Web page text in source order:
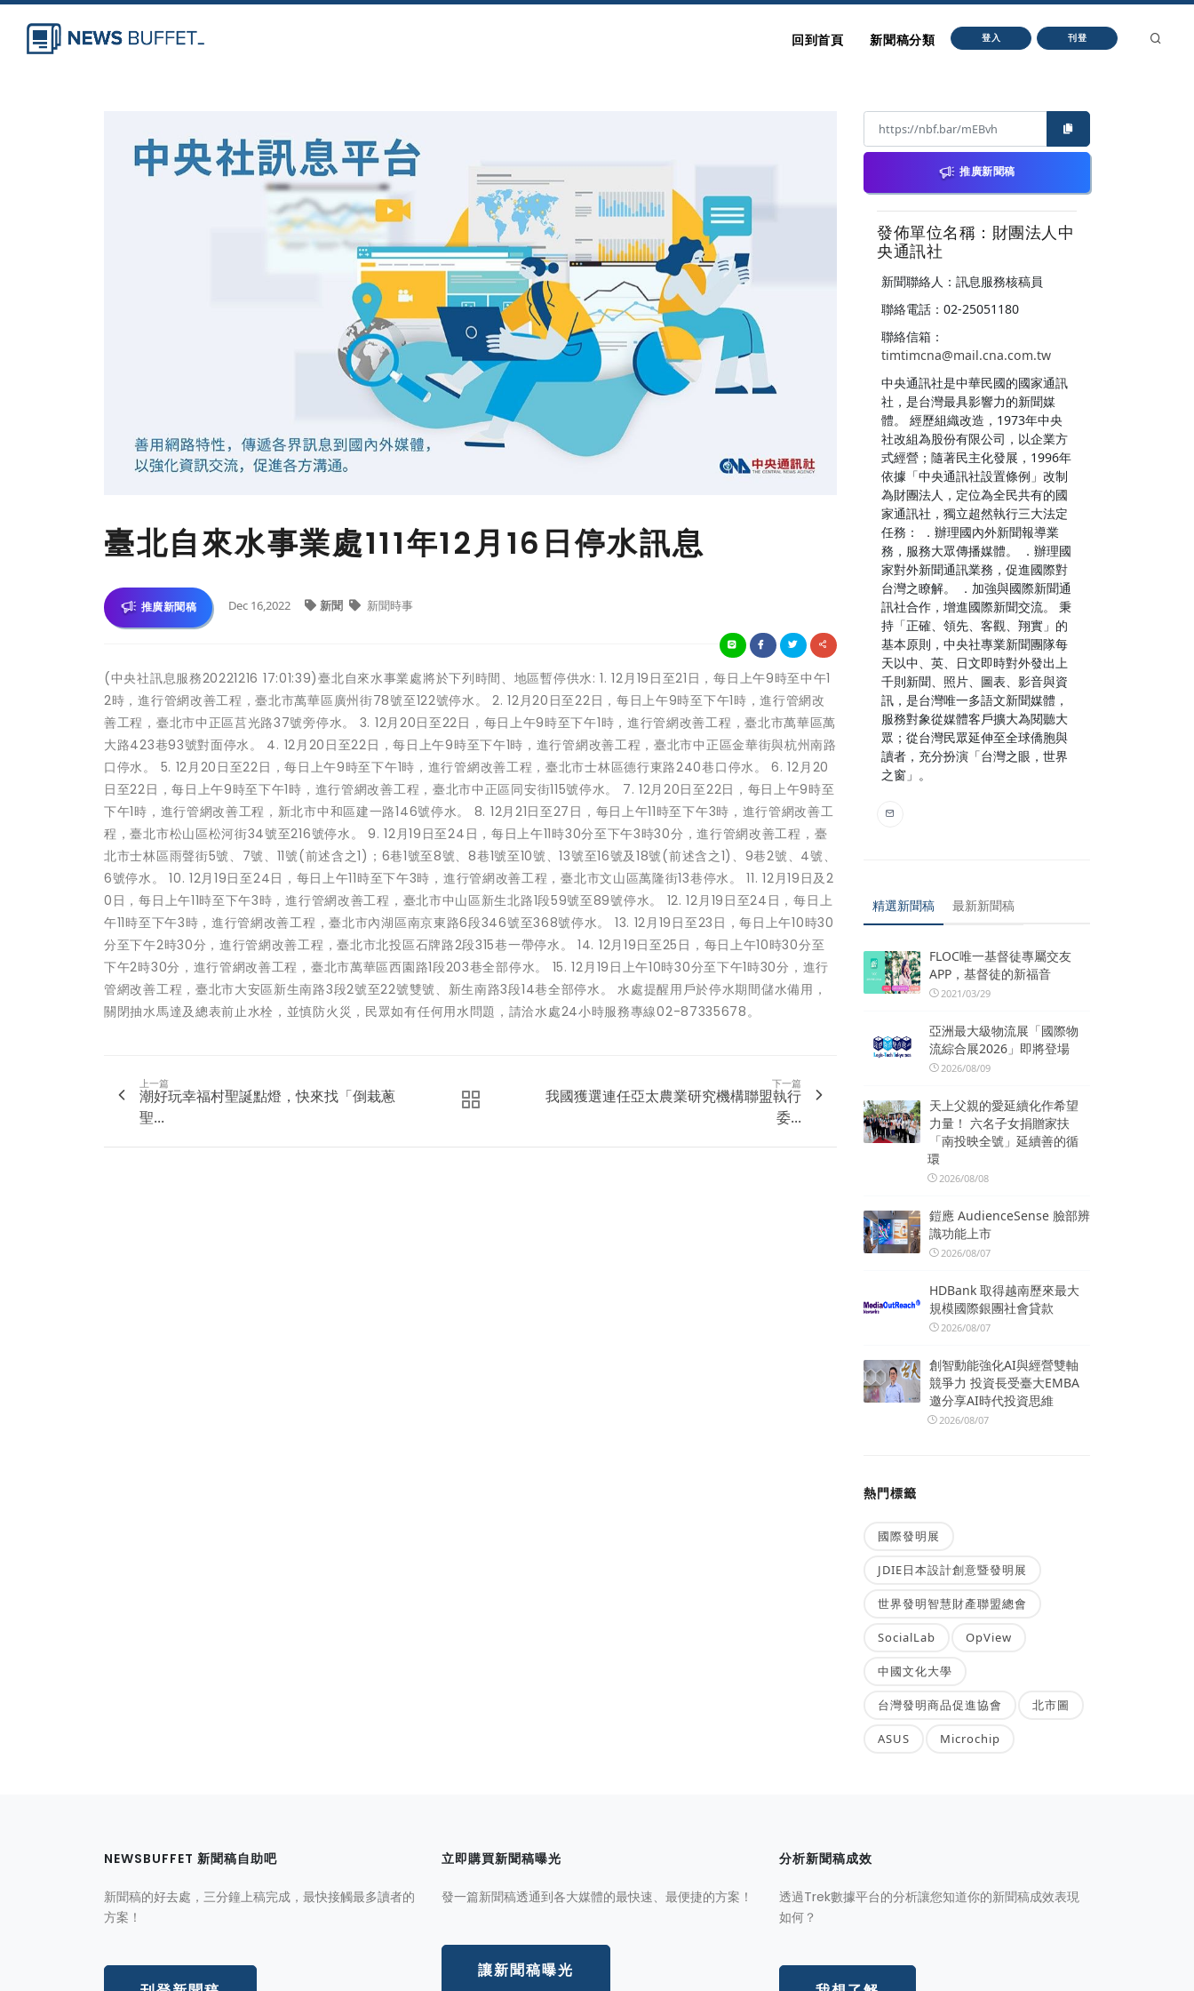
回到首頁 新聞稿分類 登入 刊登
臺北自來水事業處111年12月16日停水訊息
推廣新聞稿 Dec 16,2022 新聞 新聞時事
(中央社訊息服務20221216 17:01:39)臺北自來水事業處將於下列時間、地區暫停供水: 1. 12月19日至21日，每日上午9時至中午1
2時，進行管網改善工程，臺北市萬華區廣州街78號至122號停水。 2. 12月20日至22日，每日上午9時至下午1時，進行管網改
善工程，臺北市中正區莒光路37號旁停水。 3. 12月20日至22日，每日上午9時至下午1時，進行管網改善工程，臺北市萬華區萬
大路423巷93號對面停水。 4. 12月20日至22日，每日上午9時至下午1時，進行管網改善工程，臺北市中正區金華街與杭州南路
口停水。 5. 12月20日至22日，每日上午9時至下午1時，進行管網改善工程，臺北市士林區德行東路240巷口停水。 6. 12月20
日至22日，每日上午9時至下午1時，進行管網改善工程，臺北市中正區同安街115號停水。 7. 12月20日至22日，每日上午9時至
下午1時，進行管網改善工程，新北市中和區建一路146號停水。 8. 12月21日至27日，每日上午11時至下午3時，進行管網改善工
程，臺北市松山區松河街34號至216號停水。 9. 12月19日至24日，每日上午11時30分至下午3時30分，進行管網改善工程，臺
北市士林區雨聲街5號、7號、11號(前述含之1)；6巷1號至8號、8巷1號至10號、13號至16號及18號(前述含之1)、9巷2號、4號、
6號停水。 10. 12月19日至24日，每日上午11時至下午3時，進行管網改善工程，臺北市文山區萬隆街13巷停水。 11. 12月19日及2
0日，每日上午11時至下午3時，進行管網改善工程，臺北市中山區新生北路1段59號至89號停水。 12. 12月19日至24日，每日上
午11時至下午3時，進行管網改善工程，臺北市內湖區南京東路6段346號至368號停水。 13. 12月19日至23日，每日上午10時30
分至下午2時30分，進行管網改善工程，臺北市北投區石牌路2段315巷一帶停水。 14. 12月19日至25日，每日上午10時30分至
下午2時30分，進行管網改善工程，臺北市萬華區西園路1段203巷全部停水。 15. 12月19日上午10時30分至下午1時30分，進行
管網改善工程，臺北市大安區新生南路3段2號至22號雙號、新生南路3段14巷全部停水。 水處提醒用戶於停水期間儲水備用，
關閉抽水馬達及總表前止水栓，並慎防火災，民眾如有任何用水問題，請洽水處24小時服務專線02-87335678。
上一篇
潮好玩幸福村聖誕點燈，快來找「倒栽蔥
聖...
下一篇
我國獲選連任亞太農業研究機構聯盟執行
委...
推廣新聞稿
發佈單位名稱：財團法人中
央通訊社
新聞聯絡人：訊息服務核稿員
聯絡電話：02-25051180
聯絡信箱：
timtimcna@mail.cna.com.tw
中央通訊社是中華民國的國家通訊
社，是台灣最具影響力的新聞媒
體。 經歷組織改造，1973年中央
社改組為股份有限公司，以企業方
式經營；隨著民主化發展，1996年
依據「中央通訊社設置條例」改制
為財團法人，定位為全民共有的國
家通訊社，獨立超然執行三大法定
任務： ．辦理國內外新聞報導業
務，服務大眾傳播媒體。 ．辦理國
家對外新聞通訊業務，促進國際對
台灣之瞭解。 ．加強與國際新聞通
訊社合作，增進國際新聞交流。 秉
持「正確、領先、客觀、翔實」的
基本原則，中央社專業新聞團隊每
天以中、英、日文即時對外發出上
千則新聞、照片、圖表、影音與資
訊，是台灣唯一多語文新聞媒體，
服務對象從媒體客戶擴大為閱聽大
眾；從台灣民眾延伸至全球僑胞與
讀者，充分扮演「台灣之眼，世界
之窗」。
精選新聞稿 最新新聞稿
FLOC唯一基督徒專屬交友
APP，基督徒的新福音
2021/03/29
亞洲最大級物流展「國際物
流綜合展2026」即將登場
2026/08/09
天上父親的愛延續化作希望
力量！ 六名子女捐贈家扶
「南投映全號」延續善的循
環
2026/08/08
鎧應 AudienceSense 臉部辨
識功能上市
2026/08/07
HDBank 取得越南歷來最大
規模國際銀團社會貸款
2026/08/07
創智動能強化AI與經營雙軸
競爭力 投資長受臺大EMBA
邀分享AI時代投資思維
2026/08/07
熱門標籤
國際發明展
JDIE日本設計創意暨發明展
世界發明智慧財產聯盟總會
SocialLab OpView
中國文化大學
台灣發明商品促進協會 北市圖
ASUS Microchip
NEWSBUFFET 新聞稿自助吧
新聞稿的好去處，三分鐘上稿完成，最快接觸最多讀者的
方案！
立即購買新聞稿曝光
發一篇新聞稿透通到各大媒體的最快速、最便捷的方案！
讓新聞稿曝光
分析新聞稿成效
透過Trek數據平台的分析讓您知道你的新聞稿成效表現
如何？